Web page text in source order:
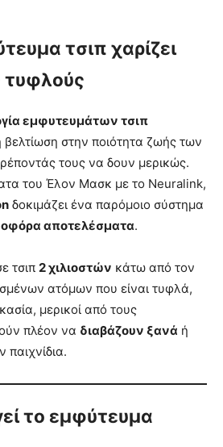
τσιπ χαρίζει
τυφλούς
εμφυτευμάτων τσιπ
βελτίωση στην ποιότητα ζωής των
τους να δουν μερικώς.
του Έλον Μασκ με το Neuralink,
δοκιμάζει ένα παρόμοιο σύστημα
αποτελέσματα.
τσιπ 2 χιλιοστών κάτω από τον
ατόμων που είναι τυφλά,
μερικοί από τους
πλέον να διαβάζουν ξανά ή
το εμφύτευμα